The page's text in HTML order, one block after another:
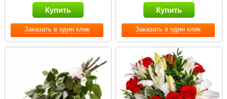
Заказать в один клик
Купить
Заказать в один клик
Купить